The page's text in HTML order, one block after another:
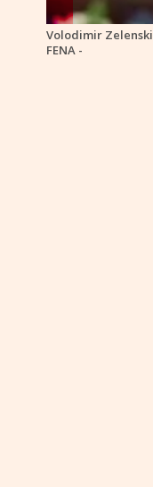
Volodimir Zelenski
FENA -